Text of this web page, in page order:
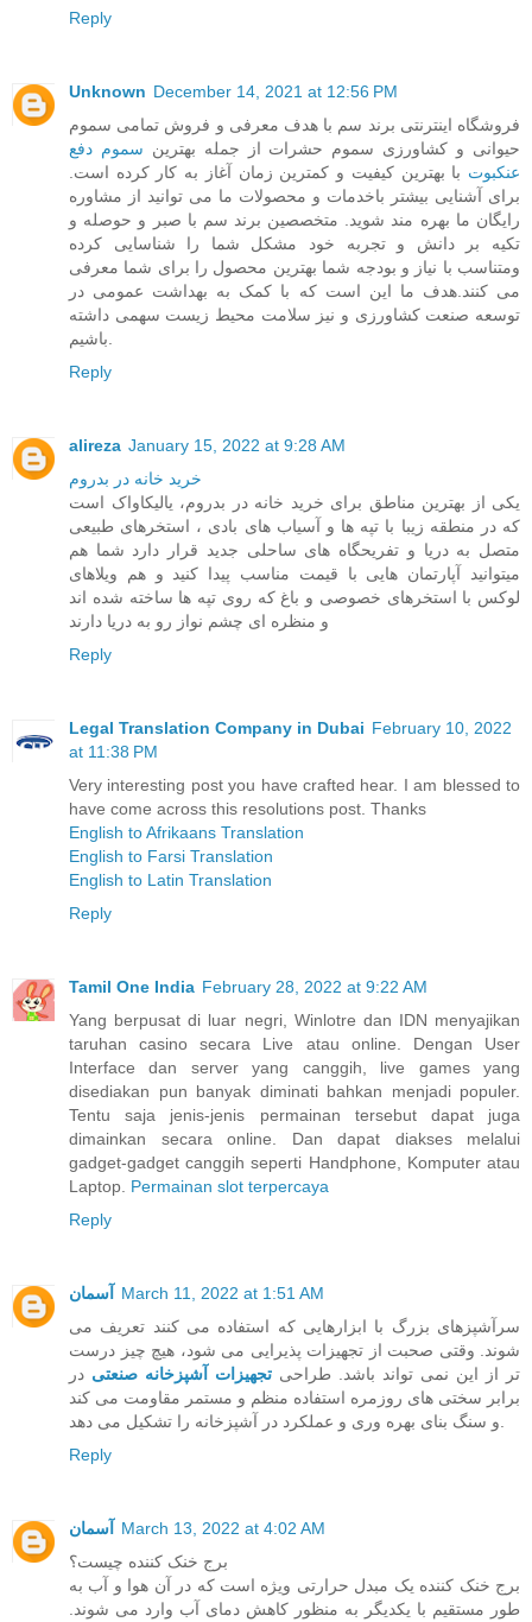
Reply
Unknown December 14, 2021 at 12:56 PM
فروشگاه اینترنتی برند سم با هدف معرفی و فروش تمامی سموم
حیوانی و کشاورزی سموم حشرات از جمله بهترین سموم دفع
عنکبوت با بهترین کیفیت و کمترین زمان آغاز به کار کرده است.
برای آشنایی بیشتر باخدمات و محصولات ما می توانید از مشاوره
رایگان ما بهره مند شوید. متخصصین برند سم با صبر و حوصله و
تکیه بر دانش و تجربه خود مشکل شما را شناسایی کرده
ومتناسب با نیاز و بودجه شما بهترین محصول را برای شما معرفی
می کنند.هدف ما این است که با کمک به بهداشت عمومی در
توسعه صنعت کشاورزی و نیز سلامت محیط زیست سهمی داشته
باشیم.
Reply
alireza January 15, 2022 at 9:28 AM
خرید خانه در بدروم
یکی از بهترین مناطق برای خرید خانه در بدروم، یالیکاواک است
که در منطقه زیبا با تپه ها و آسیاب های بادی ، استخرهای طبیعی
متصل به دریا و تفریحگاه های ساحلی جدید قرار دارد شما هم
میتوانید آپارتمان هایی با قیمت مناسب پیدا کنید و هم ویلاهای
لوکس با استخرهای خصوصی و باغ که روی تپه ها ساخته شده اند
و منظره ای چشم نواز رو به دریا دارند
Reply
Legal Translation Company in Dubai February 10, 2022
at 11:38 PM
Very interesting post you have crafted hear. I am blessed to
have come across this resolutions post. Thanks
English to Afrikaans Translation
English to Farsi Translation
English to Latin Translation
Reply
Tamil One India February 28, 2022 at 9:22 AM
Yang berpusat di luar negri, Winlotre dan IDN menyajikan
taruhan casino secara Live atau online. Dengan User
Interface dan server yang canggih, live games yang
disediakan pun banyak diminati bahkan menjadi populer.
Tentu saja jenis-jenis permainan tersebut dapat juga
dimainkan secara online. Dan dapat diakses melalui
gadget-gadget canggih seperti Handphone, Komputer atau
Laptop. Permainan slot terpercaya
Reply
آسمان
March 11, 2022 at 1:51 AM
سرآشپزهای بزرگ با ابزارهایی که استفاده می کنند تعریف می
شوند. وقتی صحبت از تجهیزات پذیرایی می شود، هیچ چیز درست
تر از این نمی تواند باشد. طراحی تجهیزات آشپزخانه صنعتی در
برابر سختی های روزمره استفاده منظم و مستمر مقاومت می کند
و سنگ بنای بهره وری و عملکرد در آشپزخانه را تشکیل می دهد.
Reply
آسمان
March 13, 2022 at 4:02 AM
برج خنک کننده چیست؟
برج خنک کننده یک مبدل حرارتی ویژه است که در آن هوا و آب به
طور مستقیم با یکدیگر به منظور کاهش دمای آب وارد می شوند.